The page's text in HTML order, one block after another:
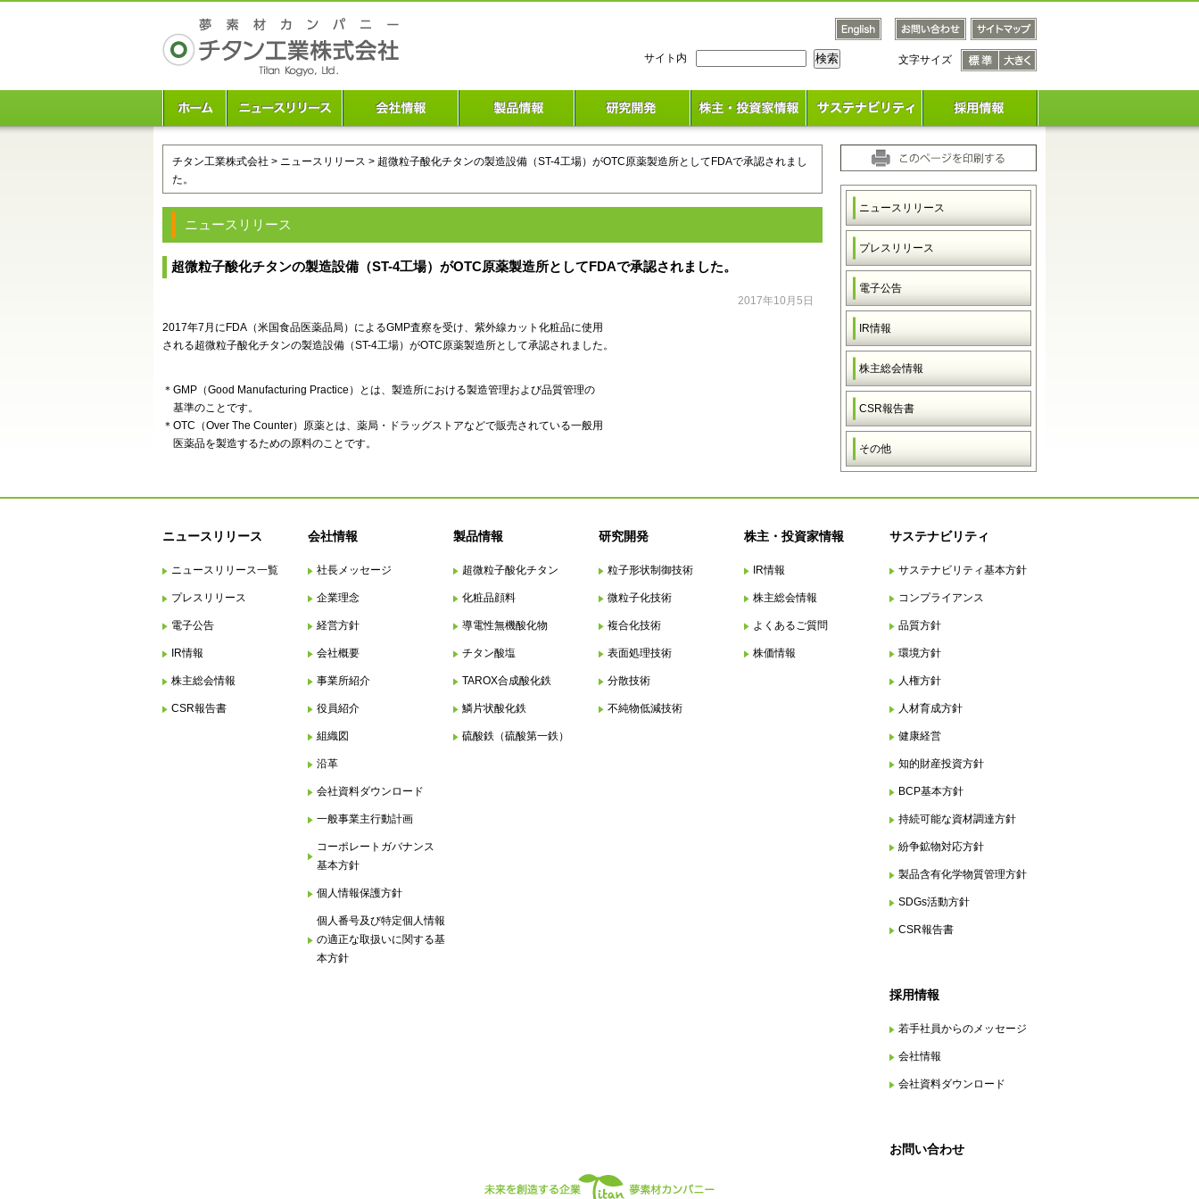
サイト内
文字サイズ
イズ
標準
イズ
チタン工業株式会社 > ニュースリリース > 超微粒子酸化チタンの製造設備（ST-4工場）がOTC原薬製造所としてFDAで承認されまし
た。
ニュースリリース
超微粒子酸化チタンの製造設備（ST-4工場）がOTC原薬製造所としてFDAで承認されました。
2017年10月5日
2017年7月にFDA（米国食品医薬品局）によるGMP査察を受け、紫外線カット化粧品に使用
される超微粒子酸化チタンの製造設備（ST-4工場）がOTC原薬製造所として承認されました。
＊GMP（Good Manufacturing Practice）とは、製造所における製造管理および品質管理の
基準のことです。
＊OTC（Over The Counter）原薬とは、薬局・ドラッグストアなどで販売されている一般用
医薬品を製造するための原料のことです。
ニュースリリース
プレスリリース
電子公告
IR情報
株主総会情報
CSR報告書
その他
ニュースリリース
ニュースリリース一覧
プレスリリース
電子公告
IR情報
株主総会情報
CSR報告書
会社情報
社長メッセージ
企業理念
経営方針
会社概要
事業所紹介
役員紹介
組織図
沿革
会社資料ダウンロード
一般事業主行動計画
コーポレートガバナンス
基本方針
個人情報保護方針
個人番号及び特定個人情報
の適正な取扱いに関する基
本方針
製品情報
超微粒子酸化チタン
化粧品顔料
導電性無機酸化物
チタン酸塩
TAROX合成酸化鉄
鱗片状酸化鉄
硫酸鉄（硫酸第一鉄）
研究開発
粒子形状制御技術
微粒子化技術
複合化技術
表面処理技術
分散技術
不純物低減技術
株主・投資家情報
IR情報
株主総会情報
よくあるご質問
株価情報
サステナビリティ
サステナビリティ基本方針
コンプライアンス
品質方針
環境方針
人権方針
人材育成方針
健康経営
知的財産投資方針
BCP基本方針
持続可能な資材調達方針
紛争鉱物対応方針
製品含有化学物質管理方針
SDGs活動方針
CSR報告書
採用情報
若手社員からのメッセージ
会社情報
会社資料ダウンロード
お問い合わせ